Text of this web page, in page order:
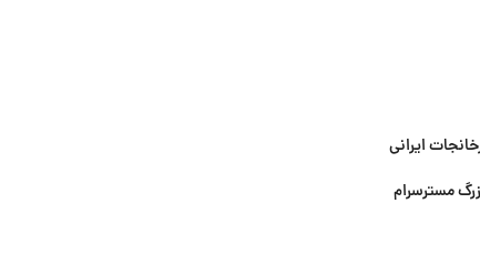
ایرانی
مسترسرام